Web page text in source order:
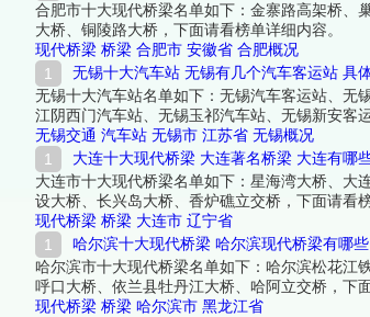
合肥市十大现代桥梁名单如下：金寨路高架桥、
大桥、铜陵路大桥，下面请看榜单详细内容。
现代桥梁 桥梁 合肥市 安徽省 合肥概况
无锡十大汽车站 无锡有几个汽车客运站 具
无锡十大汽车站名单如下：无锡汽车客运站、无
江阴西门汽车站、无锡玉祁汽车站、无锡新安客
无锡交通 汽车站 无锡市 江苏省 无锡概况
大连十大现代桥梁 大连著名桥梁 大连有哪
大连市十大现代桥梁名单如下：星海湾大桥、大
设大桥、长兴岛大桥、香炉礁立交桥，下面请看
现代桥梁 桥梁 大连市 辽宁省
哈尔滨十大现代桥梁 哈尔滨现代桥梁有哪
哈尔滨市十大现代桥梁名单如下：哈尔滨松花江
呼口大桥、依兰县牡丹江大桥、哈阿立交桥，下
现代桥梁 桥梁 哈尔滨市 黑龙江省